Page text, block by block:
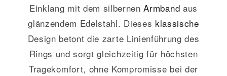
Einklang mit dem silbernenArmband aus
glänzendem Edelstahl. Dieses klassische
Design betont die zarte Linienführung des
Rings und sorgt gleichzeitig für höchsten
Tragekomfort, ohne Kompromisse bei der